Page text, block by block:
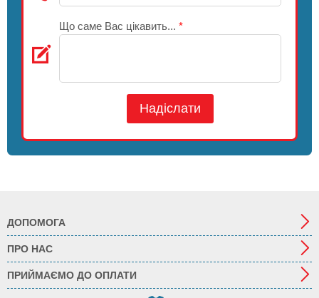
Що саме Вас цікавить... *
Надіслати
ДОПОМОГА
ПРО НАС
ПРИЙМАЄМО ДО ОПЛАТИ